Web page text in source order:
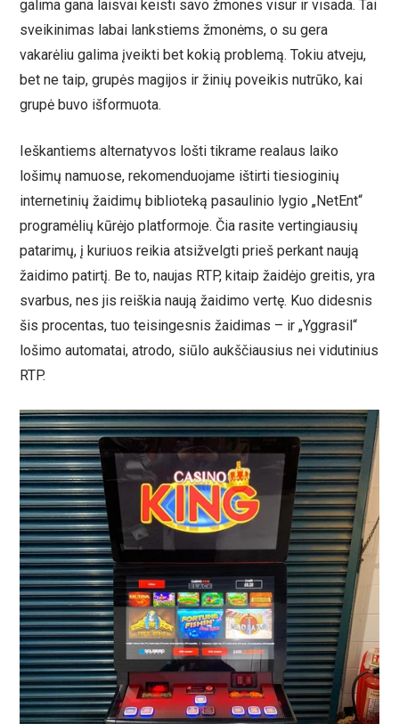
galima gana laisvai keisti savo žmones visur ir visada. Tai
sveikinimas labai lankstiems žmonėms, o su gera
vakarėliu galima įveikti bet kokią problemą. Tokiu atveju,
bet ne taip, grupės magijos ir žinių poveikis nutrūko, kai
grupė buvo išformuota.
Ieškantiems alternatyvos lošti tikrame realaus laiko
lošimų namuose, rekomenduojame ištirti tiesioginių
internetinių žaidimų biblioteką pasaulinio lygio „NetEnt“
programėlių kūrėjo platformoje. Čia rasite vertingiausių
patarimų, į kuriuos reikia atsižvelgti prieš perkant naują
žaidimo patirtį. Be to, naujas RTP, kitaip žaidėjo greitis, yra
svarbus, nes jis reiškia naują žaidimo vertę. Kuo didesnis
šis procentas, tuo teisingesnis žaidimas – ir „Yggrasil“
lošimo automatai, atrodo, siūlo aukščiausius nei vidutinius
RTP.